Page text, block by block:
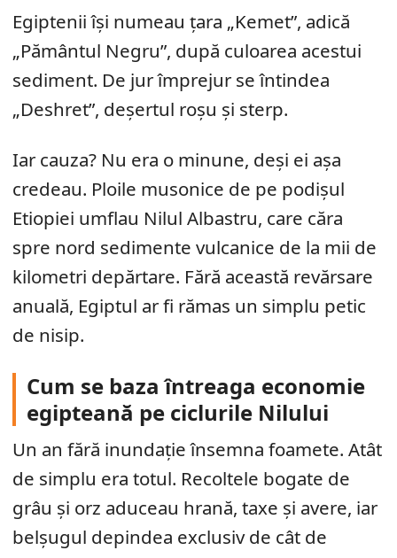
Egiptenii își numeau țara „Kemet”, adică
„Pământul Negru”, după culoarea acestui
sediment. De jur împrejur se întindea
„Deshret”, deșertul roșu și sterp.
Iar cauza? Nu era o minune, deși ei așa
credeau. Ploile musonice de pe podișul
Etiopiei umflau Nilul Albastru, care căra
spre nord sedimente vulcanice de la mii de
kilometri depărtare. Fără această revărsare
anuală, Egiptul ar fi rămas un simplu petic
de nisip.
Cum se baza întreaga economie
egipteană pe ciclurile Nilului
Un an fără inundație însemna foamete. Atât
de simplu era totul. Recoltele bogate de
grâu și orz aduceau hrană, taxe și avere, iar
belșugul depindea exclusiv de cât de